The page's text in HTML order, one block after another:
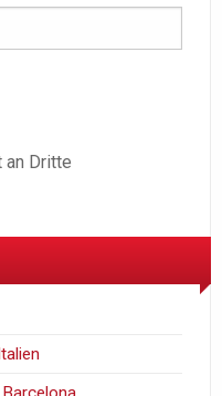
an Dritte